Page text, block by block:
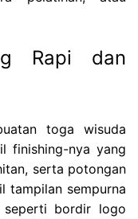
Rapi dan
toga wisuda
finishing-nya yang
serta potongan
tampilan sempurna
bordir logo